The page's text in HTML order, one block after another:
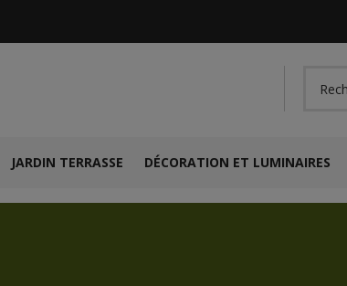
JARDIN TERRASSE DÉCORATION ET LUMINAIRES